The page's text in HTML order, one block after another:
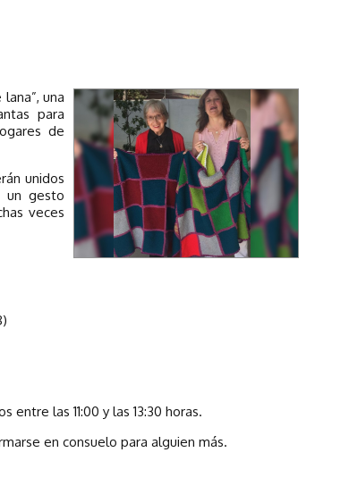
una
para
de
unidos
un gesto
veces
las 11:00 y las 13:30 horas.
en consuelo para alguien más.